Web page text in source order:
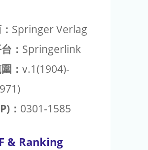
Springer Verlag
： Springerlink
： v.1(1904)-
： 0301-1585
& Ranking